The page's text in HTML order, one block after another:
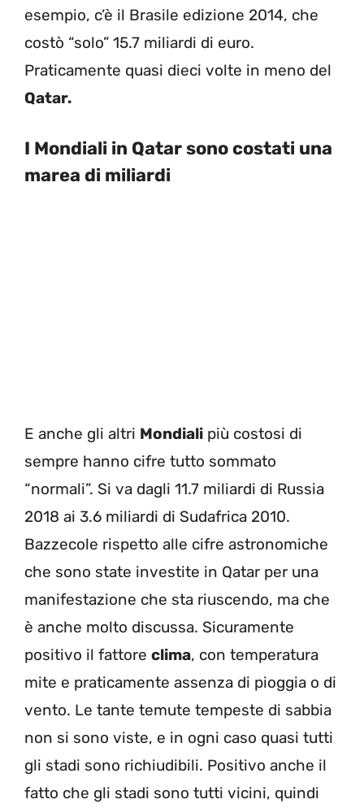
esempio, c’è il Brasile edizione 2014, che
costò “solo” 15.7 miliardi di euro.
Praticamente quasi dieci volte in meno del
Qatar.
I Mondiali in Qatar sono costati una
marea di miliardi
E anche gli altri Mondiali più costosi di
sempre hanno cifre tutto sommato
“normali”. Si va dagli 11.7 miliardi di Russia
2018 ai 3.6 miliardi di Sudafrica 2010.
Bazzecole rispetto alle cifre astronomiche
che sono state investite in Qatar per una
manifestazione che sta riuscendo, ma che
è anche molto discussa. Sicuramente
positivo il fattore clima, con temperatura
mite e praticamente assenza di pioggia o di
vento. Le tante temute tempeste di sabbia
non si sono viste, e in ogni caso quasi tutti
gli stadi sono richiudibili. Positivo anche il
fatto che gli stadi sono tutti vicini, quindi